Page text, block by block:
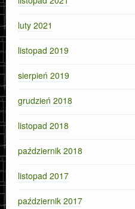
luty 2021
listopad 2019
sierpień 2019
grudzień 2018
listopad 2018
październik 2018
listopad 2017
październik 2017